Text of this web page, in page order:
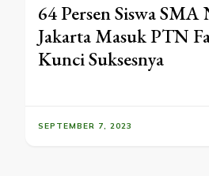
64 Persen Siswa SMA
Jakarta Masuk PTN
Kunci Suksesnya
SEPTEMBER 7, 2023